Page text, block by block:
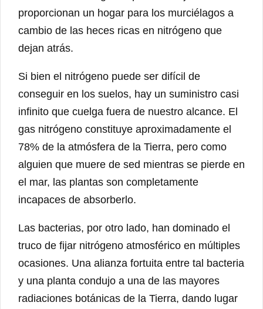
proporcionan un hogar para los murciélagos a
cambio de las heces ricas en nitrógeno que
dejan atrás.
Si bien el nitrógeno puede ser difícil de
conseguir en los suelos, hay un suministro casi
infinito que cuelga fuera de nuestro alcance. El
gas nitrógeno constituye aproximadamente el
78% de la atmósfera de la Tierra, pero como
alguien que muere de sed mientras se pierde en
el mar, las plantas son completamente
incapaces de absorberlo.
Las bacterias, por otro lado, han dominado el
truco de fijar nitrógeno atmosférico en múltiples
ocasiones. Una alianza fortuita entre tal bacteria
y una planta condujo a una de las mayores
radiaciones botánicas de la Tierra, dando lugar